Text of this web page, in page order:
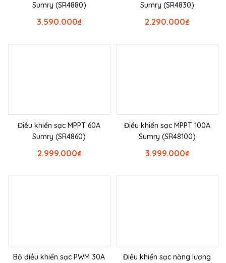
Sumry (SR4880)
₫
3.590.000
Sumry (SR4830)
₫
2.290.000
Điều khiển sạc MPPT 60A
Sumry (SR4860)
₫
2.999.000
Điều khiển sạc MPPT 100A
Sumry (SR48100)
₫
3.999.000
Bộ điều khiển sạc PWM 30A
Điều khiển sạc năng lượng